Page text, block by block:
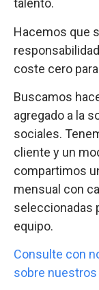
la vida
Trabajamos
uno de
porcentaje de
valga la pena
Su empresa
su empresa
esto ayuda a